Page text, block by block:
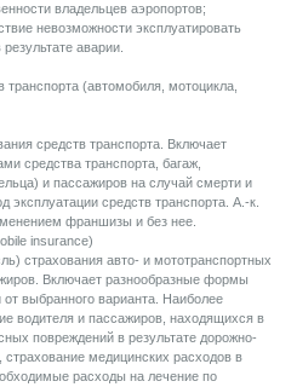
владельцев аэропортов;
невозможности эксплуатировать
аварии.
транспорта (автомобиля, мотоцикла,
средств транспорта. Включает
средства транспорта, багаж,
и пассажиров на случай смерти и
эксплуатации средств транспорта. А.-к.
франшизы и без нее.
insurance)
страхования авто- и мототранспортных
Включает разнообразные формы
выбранного варианта. Наиболее
водителя и пассажиров, находящихся в
повреждений в результате дорожно-
медицинских расходов в
расходы на лечение по